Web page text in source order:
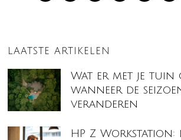
LAATSTE ARTIKELEN
Wat er met je tuin
wanneer de
veranderen
HP Z